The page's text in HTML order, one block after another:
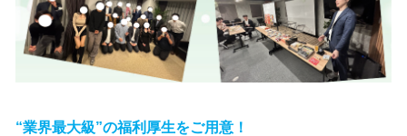
“業界最大級”の福利厚生をご用意！